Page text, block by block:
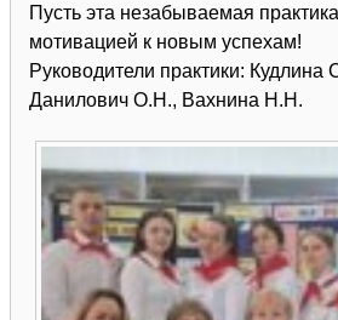
Пусть эта незабываемая
мотивацией к новым успехам!
Руководители практики: Кудлина
Данилович О.Н., Вахнина Н.Н.